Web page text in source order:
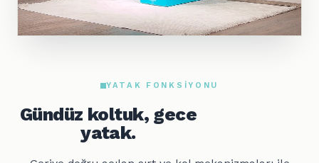
YATAK FONKSIYONU
Gündüz koltuk, gece
yatak.